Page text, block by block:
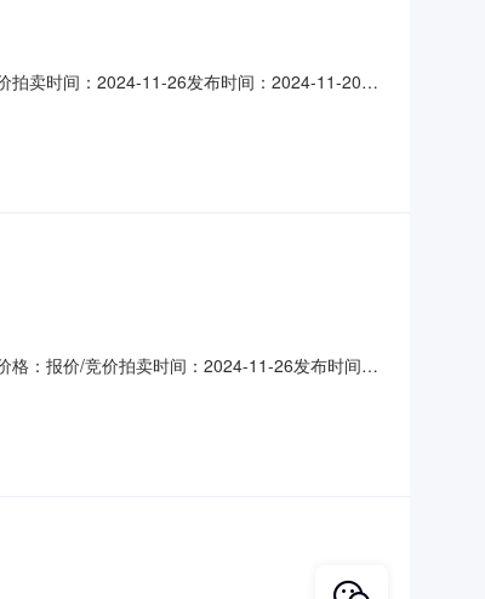
拍卖时间：2024-11-26发布时间：2024-11-20不
格：报价/竞价拍卖时间：2024-11-26发布时间：